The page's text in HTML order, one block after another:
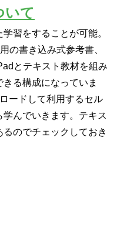
いて
習をすることが可能。
の書き込み式参考書、
とテキスト教材を組み
る構成になっていま
ードして利用するセル
んでいきます。テキス
るのでチェックしておき